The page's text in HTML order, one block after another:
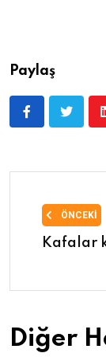
Paylaş
ÖNCEKI
Kafalar
Diğer